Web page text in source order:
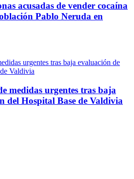
acusadas de vender cocaína
Pablo Neruda en
medidas urgentes tras baja
del Hospital Base de Valdivia